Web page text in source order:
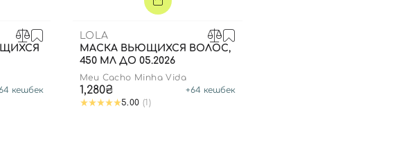
кешбек
LOLA
МАСКА ВЬЮЩИХСЯ ВОЛОС,
450 МЛ ДО 05.2026
Meu Cacho Minha Vida
1,280₴ +64 кешбек
5.00 (1)